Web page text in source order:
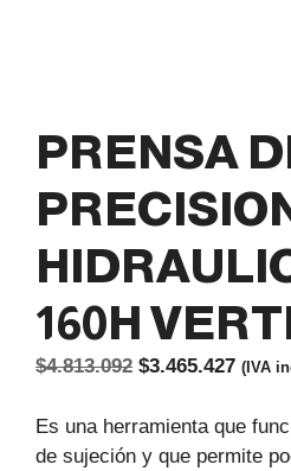
PRENSA
160H
$4.813.092 El
original
era:
$3.465.427El
actual
es:
(IVA
Es una herramienta que
de sujeción y que permite